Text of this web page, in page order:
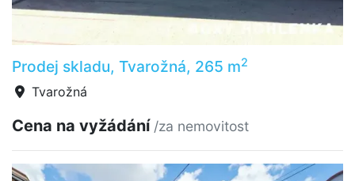
Prodej skladu, Tvarožná, 265 m2
Tvarožná
Cena na vyžádání /za nemovitost